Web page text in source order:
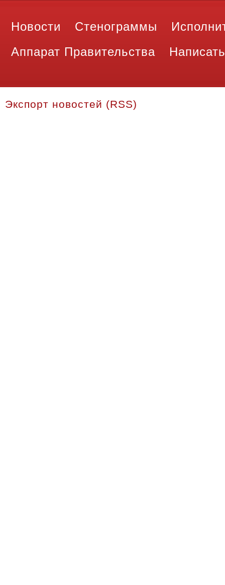
Новости Стенограммы
Аппарат Правительства
Экспорт новостей (RSS)